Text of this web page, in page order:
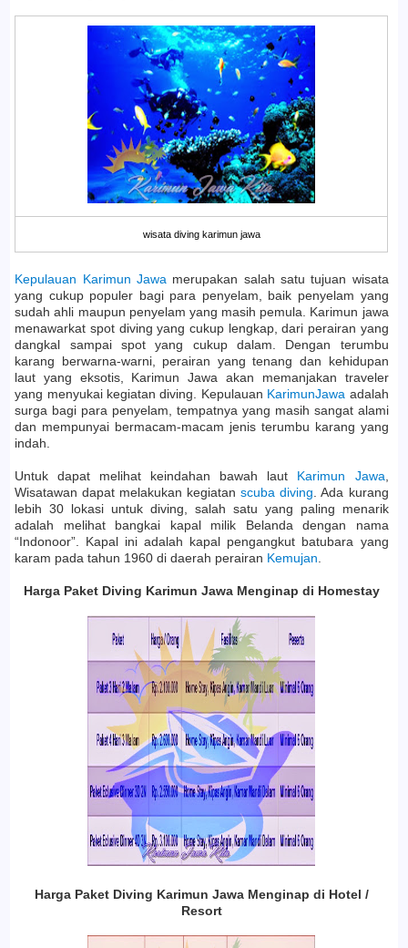
wisata diving karimun jawa
Kepulauan Karimun Jawamerupakan salah satu tujuan wisata
yang cukup populer bagi para penyelam, baik penyelam yang
sudah ahli maupun penyelam yang masih pemula. Karimun jawa
menawarkat spot diving yang cukup lengkap, dari perairan yang
dangkal sampai spot yang cukup dalam. Dengan terumbu
karang berwarna-warni, perairan yang tenang dan kehidupan
laut yang eksotis, Karimun Jawa akan memanjakan traveler
yang menyukai kegiatan diving. Kepulauan KarimunJawa adalah
surga bagi para penyelam, tempatnya yang masih sangat alami
dan mempunyai bermacam-macam jenis terumbu karang yang
indah.
Untuk dapat melihat keindahan bawah laut Karimun Jawa,
Wisatawan dapat melakukan kegiatanscuba diving. Ada kurang
lebih 30 lokasi untuk diving, salah satu yang paling menarik
adalah melihat bangkai kapal milik Belanda dengan nama
“Indonoor”. Kapal ini adalah kapal pengangkut batubara yang
karam pada tahun 1960 di daerah perairan Kemujan.
Harga Paket Diving Karimun Jawa Menginap di Homestay
Harga Paket Diving Karimun Jawa Menginap di Hotel /
Resort